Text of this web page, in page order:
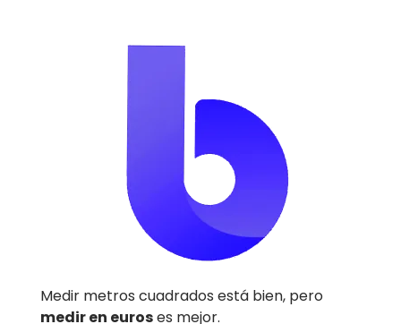
Medir metros cuadrados está bien, pero
medir en euroses mejor.